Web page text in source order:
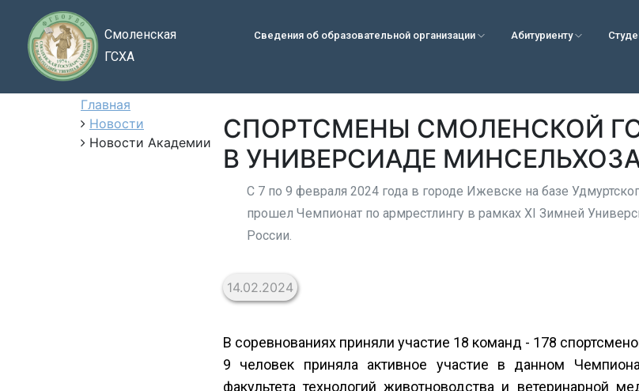
Смоленская
ГСХА
Сведения об образовательной организации Абитуриенту
Главная
Новости
Новости Академии
СПОРТСМЕНЫ СМОЛЕНСКОЙ
В УНИВЕРСИАДЕ
С 7 по 9 февраля 2024 года в городе Ижевске на базе
прошел Чемпионат по армрестлингу в рамках XI Зимней
России.
14.02.2024
В соревнованиях приняли участие 18 команд - 178
9 человек приняла активное участие в данном
факультета технологий животноводства и ветеринарной